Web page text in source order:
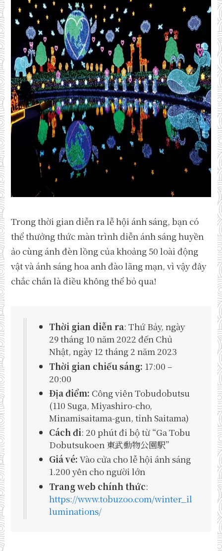
Trong thời gian diễn ra lễ hội ánh sáng, bạn có
thể thưởng thức màn trình diễn ánh sáng huyền
ảo cùng ánh đèn lồng của khoảng 50 loài động
vật và ánh sáng hoa anh đào lãng mạn, vì vậy đây
chắc chắn là điều không thể bỏ qua!
Thời gian diễn ra: Thứ Bảy, ngày
29 tháng 10 năm 2022 đến Chủ
Nhật, ngày 12 tháng 2 năm 2023
Thời gian chiếu sáng: 17:00 –
20:00
Địa điểm: Công viên Tobudobutsu
(110 Suga, Miyashiro-cho,
Minamisaitama-gun, tỉnh Saitama)
Cách đi: 20 phút đi bộ từ “Ga Tobu
Dobutsukoen 東武動物公園駅”
Giá vé: Vào cửa cho lễ hội ánh sáng
1.200 yên cho người lớn
Trang web chính thức:
https://www.tobuzoo.com/winter_il
luminations/